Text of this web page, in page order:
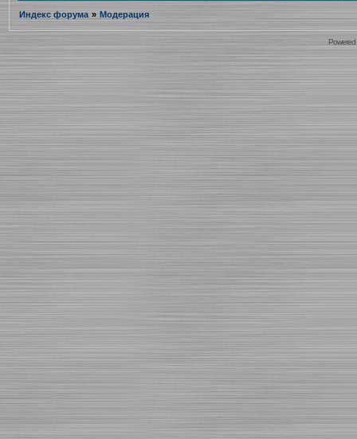
Индекс форума » Модерация